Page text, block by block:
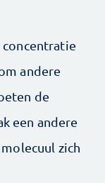
concentratie
andere
de
een andere
zich